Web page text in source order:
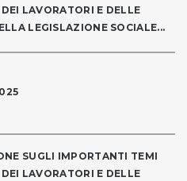
LAVORATORI E DELLE
LEGISLAZIONE SOCIALE...
SUGLI IMPORTANTI TEMI
LAVORATORI E DELLE